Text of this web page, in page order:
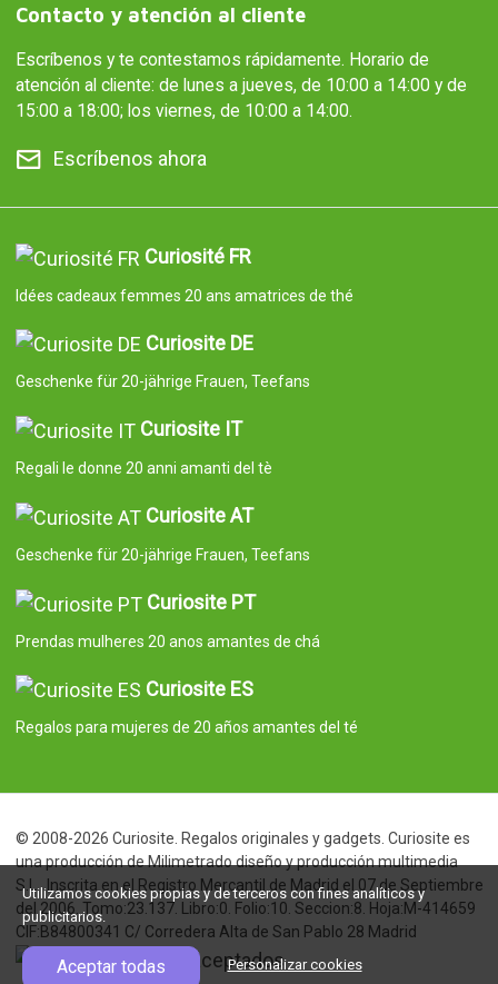
Contacto y atención al cliente
Escríbenos y te contestamos rápidamente. Horario de
atención al cliente: de lunes a jueves, de 10:00 a 14:00 y de
15:00 a 18:00; los viernes, de 10:00 a 14:00.
Escríbenos ahora
Curiosité FR
Idées cadeaux femmes 20 ans amatrices de thé
Curiosite DE
Geschenke für 20-jährige Frauen, Teefans
Curiosite IT
Regali le donne 20 anni amanti del tè
Curiosite AT
Geschenke für 20-jährige Frauen, Teefans
Curiosite PT
Prendas mulheres 20 anos amantes de chá
Curiosite ES
Regalos para mujeres de 20 años amantes del té
© 2008-2026 Curiosite. Regalos originales y gadgets. Curiosite es
una producción de Milimetrado diseño y producción multimedia
S.L.. Inscrita en el Registro Mercantil de Madrid el 07 de Septiembre
del 2006. Tomo:23.137. Libro:0. Folio:10. Seccion:8. Hoja:M-414659
CIF:B84800341 C/ Corredera Alta de San Pablo 28 Madrid
Utilizamos cookies propias y de terceros con fines analíticos y
publicitarios.
Aceptar todas Personalizar cookies